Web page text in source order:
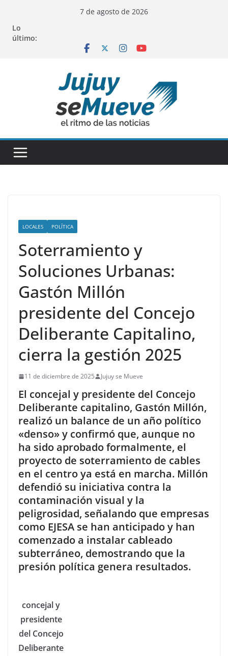
contenido
7 de agosto de 2026
Lo
último:
LOCALES POLÍTICA
Soterramiento y
Soluciones Urbanas:
Gastón Millón
presidente del Concejo
Deliberante Capitalino,
cierra la gestión 2025
11 de diciembre de 2025 Jujuy se Mueve
El concejal y presidente del Concejo
Deliberante capitalino, Gastón Millón,
realizó un balance de un año político
«denso» y confirmó que, aunque no
ha sido aprobado formalmente, el
proyecto de soterramiento de cables
en el centro ya está en marcha. Millón
defendió su iniciativa contra la
contaminación visual y la
peligrosidad, señalando que empresas
como EJESA se han anticipado y han
comenzado a instalar cableado
subterráneo, demostrando que la
presión política genera resultados.
concejal y
presidente
del Concejo
Deliberante